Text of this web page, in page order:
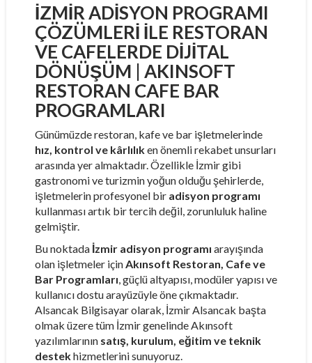
İZMIR ADISYON PROGRAMI
ÇÖZÜMLERI ILE RESTORAN
VE CAFELERDE DIJITAL
DÖNÜŞÜM | AKINSOFT
RESTORAN CAFE BAR
PROGRAMLARI
Günümüzde restoran, kafe ve bar işletmelerinde
hız, kontrol ve kârlılıken önemli rekabet unsurları
arasında yer almaktadır. Özellikle İzmir gibi
gastronomi ve turizmin yoğun olduğu şehirlerde,
işletmelerin profesyonel bir adisyon programı
kullanması artık bir tercih değil, zorunluluk haline
gelmiştir.
Bu noktada İzmir adisyon programı arayışında
olan işletmeler içinAkınsoft Restoran, Cafe ve
Bar Programları, güçlü altyapısı, modüler yapısı ve
kullanıcı dostu arayüzüyle öne çıkmaktadır.
Alsancak Bilgisayar olarak, İzmir Alsancak başta
olmak üzere tüm İzmir genelinde Akınsoft
yazılımlarının satış, kurulum, eğitim ve teknik
destekhizmetlerini sunuyoruz.